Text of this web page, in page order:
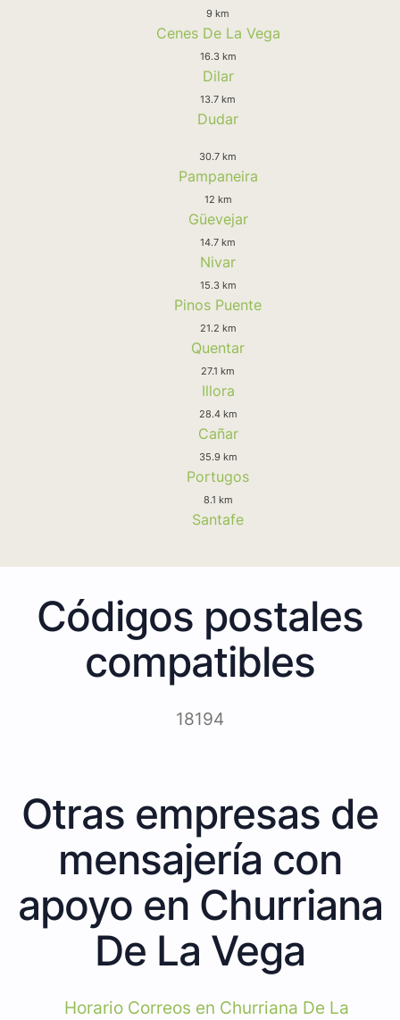
9 km
Cenes De La Vega
16.3 km
Dilar
13.7 km
Dudar
30.7 km
Pampaneira
12 km
Güevejar
14.7 km
Nivar
15.3 km
Pinos Puente
21.2 km
Quentar
27.1 km
Illora
28.4 km
Cañar
35.9 km
Portugos
8.1 km
Santafe
Códigos postales
compatibles
18194
Otras empresas de
mensajería con
apoyo en Churriana
De La Vega
Horario Correos en Churriana De La